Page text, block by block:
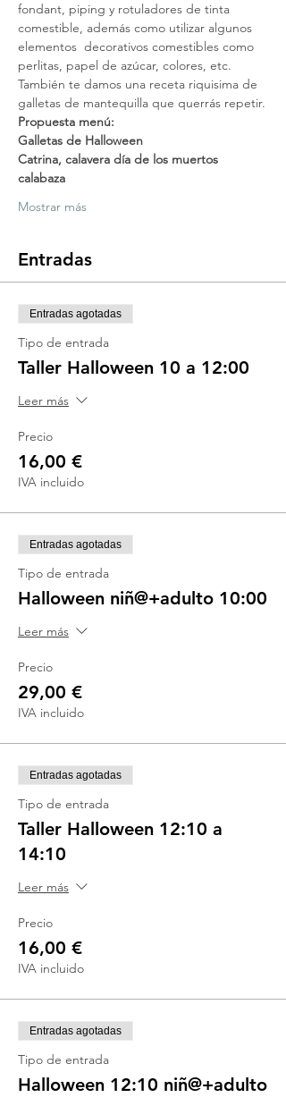
fondant, piping y rotuladores de tinta
comestible, además como utilizar algunos
elementos  decorativos comestibles como
perlitas, papel de azúcar, colores, etc.
También te damos una receta riquisima de
galletas de mantequilla que querrás repetir.
Propuesta menú:
Galletas de Halloween
Catrina, calavera día de los muertos
calabaza
Mostrar más
Entradas
Entradas agotadas
Tipo de entrada
Taller Halloween 10 a 12:00
Leer más
Precio
16,00 €
IVA incluido
Entradas agotadas
Tipo de entrada
Halloween niñ@+adulto 10:00
Leer más
Precio
29,00 €
IVA incluido
Entradas agotadas
Tipo de entrada
Taller Halloween 12:10 a
14:10
Leer más
Precio
16,00 €
IVA incluido
Entradas agotadas
Tipo de entrada
Halloween 12:10 niñ@+adulto